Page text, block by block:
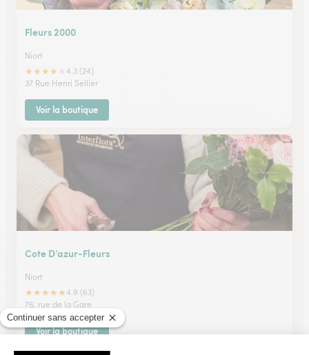
Fleurs 2000
Niort
★★★★
4.3 (24)
37 Rue Henri Sellier
Voir la boutique
Cote D’azur-Fleurs
Niort
★★★★★4.9 (63)
76, rue de la Gare
Voir la boutique